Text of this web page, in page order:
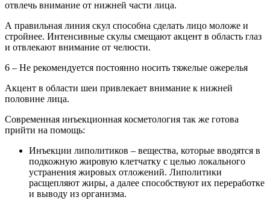
отвлечь внимание от нижней части лица.
А правильная линия скул способна сделать лицо моложе и
стройнее. Интенсивные скулы смещают акцент в область глаз
и отвлекают внимание от челюсти.
6 – Не рекомендуется постоянно носить тяжелые ожерелья
Акцент в области шеи привлекает внимание к нижней
половине лица.
Современная инъекционная косметология так же готова
прийти на помощь:
Инъекции липолитиков – вещества, которые вводятся в
подкожную жировую клетчатку с целью локального
устранения жировых отложений. Липолитики
расщепляют жиры, а далее способствуют их переработке
и выводу из организма.